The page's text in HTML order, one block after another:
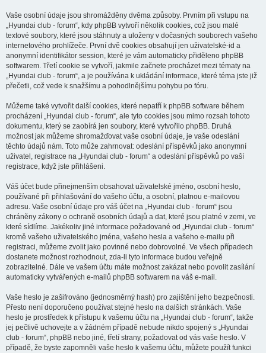
Vaše osobní údaje jsou shromážděny dvěma způsoby. Prvním při vstupu na
„Hyundai club - forum“, kdy phpBB vytvoří několik cookies, což jsou malé
textové soubory, které jsou stáhnuty a uloženy v dočasných souborech vašeho
internetového prohlížeče. První dvě cookies obsahují jen uživatelské-id a
anonymní identifikátor session, které je vám automaticky přiděleno phpBB
softwarem. Třetí cookie se vytvoří, jakmile začnete procházet mezi tématy na
„Hyundai club - forum“, a je používána k ukládání informace, které téma jste již
přečetli, což vede k snažšímu a pohodlnějšímu pohybu po fóru.
Můžeme také vytvořit další cookies, které nepatří k phpBB software během
procházení „Hyundai club - forum“, ale tyto cookies jsou mimo rozsah tohoto
dokumentu, který se zaobírá jen soubory, které vytvořilo phpBB. Druhá
možnost jak můžeme shromažďovat vaše osobní údaje, je vaše odeslání
těchto údajů nám. Toto může zahrnovat: odeslání příspěvků jako anonymní
uživatel, registrace na „Hyundai club - forum“ a odeslání příspěvků po vaší
registrace, když jste přihlášeni.
Váš účet bude přinejmenším obsahovat uživatelské jméno, osobní heslo,
používané při přihlašování do vašeho účtu, a osobní, platnou e-mailovou
adresu. Vaše osobní údaje pro váš účet na „Hyundai club - forum“ jsou
chráněny zákony o ochraně osobních údajů a dat, které jsou platné v zemi, ve
které sídlíme. Jakékoliv jiné informace požadované od „Hyundai club - forum“
kromě vašeho uživatelského jména, vašeho hesla a vašeho e-mailu při
registraci, můžeme zvolit jako povinné nebo dobrovolné. Ve všech případech
dostanete možnost rozhodnout, zda-li tyto informace budou veřejně
zobrazitelné. Dále ve vašem účtu máte možnost zakázat nebo povolit zasílání
automaticky vytvářených e-mailů phpBB softwarem na váš e-mail.
Vaše heslo je zašifrováno (jednosměrný hash) pro zajištění jeho bezpečnosti.
Přesto není doporučeno používat stejné heslo na dalších stránkách. Vaše
heslo je prostředek k přístupu k vašemu účtu na „Hyundai club - forum“, takže
jej pečlivě uchovejte a v žádném případě nebude nikdo spojený s „Hyundai
club - forum“, phpBB nebo jiné, třetí strany, požadovat od vás vaše heslo. V
případě, že byste zapomněli vaše heslo k vašemu účtu, můžete použít funkci